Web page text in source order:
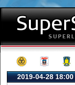
2019-04-28 18:00